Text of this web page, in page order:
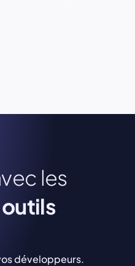
les
développeurs.